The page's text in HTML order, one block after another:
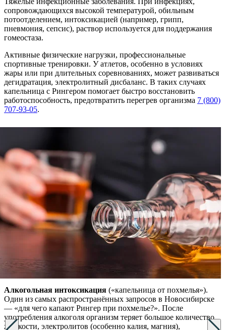
сопровождающихся высокой температурой, обильным
потоотделением, интоксикацией (например, грипп,
пневмония, сепсис), раствор используется для поддержания
гомеостаза.
Активные физические нагрузки, профессиональные
спортивные тренировки. У атлетов, особенно в условиях
жары или при длительных соревнованиях, может развиваться
дегидратация, электролитный дисбаланс. В таких случаях
капельница с Рингером помогает быстро восстановить
работоспособность, предотвратить перегрев организма 7 (800)
707-93-05.
Алкогольная интоксикация («капельница от похмелья»).
Один из самых распространённых запросов в Новосибирске
— «для чего капают Рингер при похмелье?». После
употребления алкоголя организм теряет большое количество
жидкости, электролитов (особенно калия, магния),